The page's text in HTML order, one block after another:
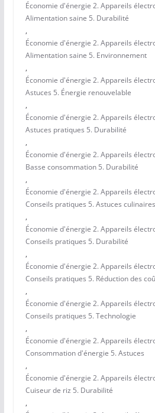
Économie d'énergie 2. Appareils
Alimentation saine 5. Durabilité
,
Économie d'énergie 2. Appareils
Alimentation saine 5. Environnement
,
Économie d'énergie 2. Appareils
Astuces 5. Énergie renouvelable
,
Économie d'énergie 2. Appareils
Astuces pratiques 5. Durabilité
,
Économie d'énergie 2. Appareils
Basse consommation 5. Durabilité
,
Économie d'énergie 2. Appareils
Conseils pratiques 5. Astuces culinaires
,
Économie d'énergie 2. Appareils
Conseils pratiques 5. Durabilité
,
Économie d'énergie 2. Appareils
Conseils pratiques 5. Réduction des
,
Économie d'énergie 2. Appareils
Conseils pratiques 5. Technologie
,
Économie d'énergie 2. Appareils
Consommation d'énergie 5. Astuces
,
Économie d'énergie 2. Appareils
Cuiseur de riz 5. Durabilité
,